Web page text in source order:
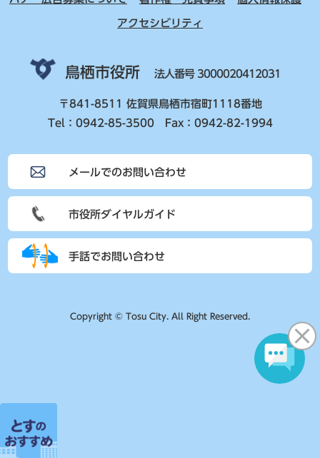
アクセシビリティ
鳥栖市役所 法人番号 3000020412031
〒841-8511 佐賀県鳥栖市宿町1118番地
Tel：0942-85-3500 Fax：0942-82-1994
メールでのお問い合わせ
市役所ダイヤルガイド
手話でお問い合わせ
Copyright © Tosu City. All Right Reserved.